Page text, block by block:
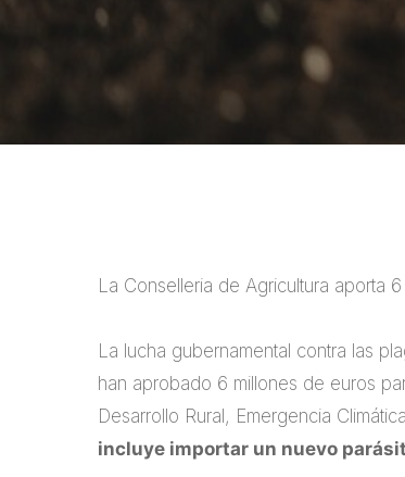
La Conselleria de Agricultura aporta
La lucha gubernamental contra las
han aprobado 6 millones de euros
Desarrollo Rural, Emergencia
incluye importar un nuevo